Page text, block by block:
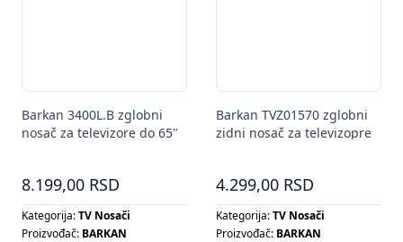
Barkan 3400L.B zglobni
nosač za televizore do 65"
8.199,00 RSD
Kategorija:TV Nosači
Proizvođač: BARKAN
Barkan TVZ01570 zglobni
zidni nosač za televizopre
4.299,00 RSD
Kategorija:TV Nosači
Proizvođač: BARKAN